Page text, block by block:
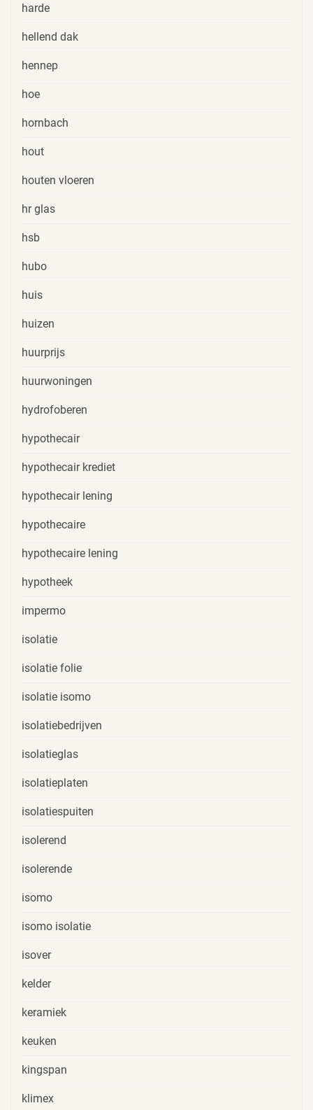
harde
hellend dak
hennep
hoe
hornbach
hout
houten vloeren
hr glas
hsb
hubo
huis
huizen
huurprijs
huurwoningen
hydrofoberen
hypothecair
hypothecair krediet
hypothecair lening
hypothecaire
hypothecaire lening
hypotheek
impermo
isolatie
isolatie folie
isolatie isomo
isolatiebedrijven
isolatieglas
isolatieplaten
isolatiespuiten
isolerend
isolerende
isomo
isomo isolatie
isover
kelder
keramiek
keuken
kingspan
klimex